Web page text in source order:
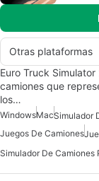
Otras plataformas
Euro Truck
camiones que
los…
WindowsMac
Juegos De Camiones